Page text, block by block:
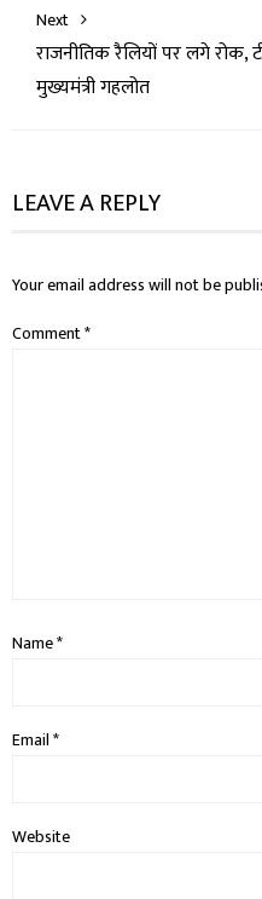
Next
राजनीतिक रैलियों पर लगे रोक,
मुख्यमंत्री गहलोत
LEAVE A REPLY
Your email address will not be
Comment*
Name*
Email*
Website